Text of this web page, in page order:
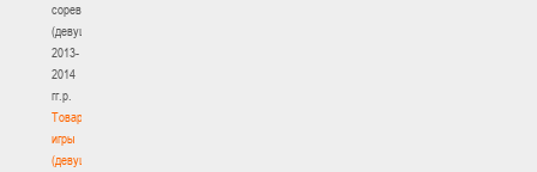
соревнования
(девушки)
2013-
2014
гг.р.
Товарищеские
игры
(девушки)